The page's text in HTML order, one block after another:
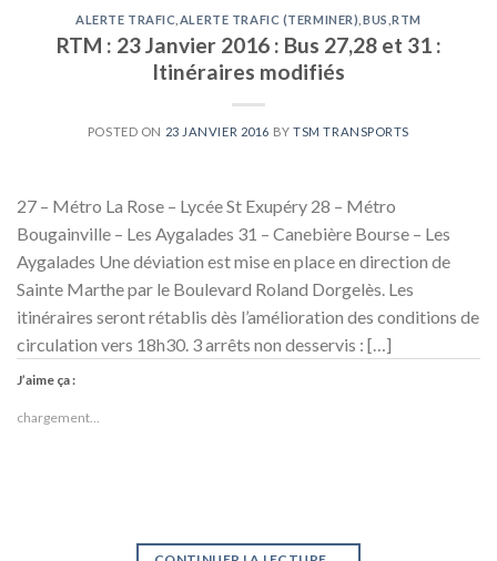
ALERTE TRAFIC ALERTE TRAFIC (TERMINER) BUS ,RTM
RTM : 23 Janvier 2016 : Bus 27,28 et 31 :
Itinéraires modifiés
POSTED ON 23 JANVIER 2016 BYTSM TRANSPORTS
27 – Métro La Rose – Lycée St Exupéry 28 – Métro
Bougainville – Les Aygalades 31 – Canebière Bourse – Les
Aygalades Une déviation est mise en place en direction de
Sainte Marthe par le Boulevard Roland Dorgelès. Les
itinéraires seront rétablis dès l’amélioration des conditions de
circulation vers 18h30. 3 arrêts non desservis : […]
J’aime ça :
chargement…